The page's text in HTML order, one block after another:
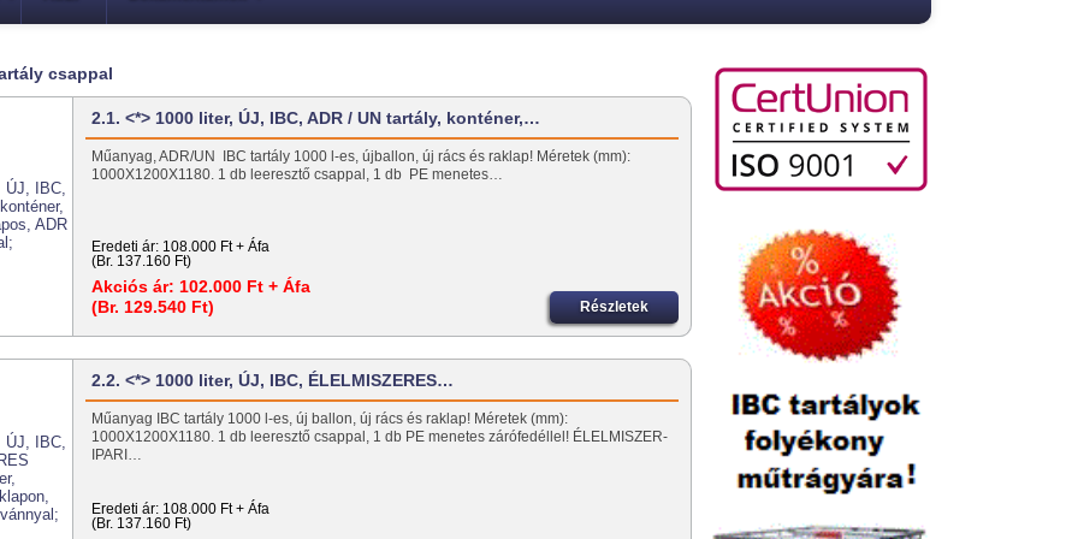
csappal
2.1. <*> 1000 liter, ÚJ, IBC, ADR / UN tartály, konténer,…
Műanyag, ADR/UN IBC tartály 1000 l-es, újballon, új rács és raklap! Méretek (mm):
1000X1200X1180. 1 db leeresztő csappal, 1 db PE menetes…
Eredeti ár: 108.000 Ft + Áfa
(Br. 137.160 Ft)
Akciós ár: 102.000 Ft + Áfa
(Br. 129.540 Ft)
Részletek
2.2. <*> 1000 liter, ÚJ, IBC, ÉLELMISZERES…
Műanyag IBC tartály 1000 l-es, új ballon, új rács és raklap! Méretek (mm):
1000X1200X1180. 1 db leeresztő csappal, 1 db PE menetes zárófedéllel! ÉLELMISZER-
IPARI…
Eredeti ár: 108.000 Ft + Áfa
(Br. 137.160 Ft)